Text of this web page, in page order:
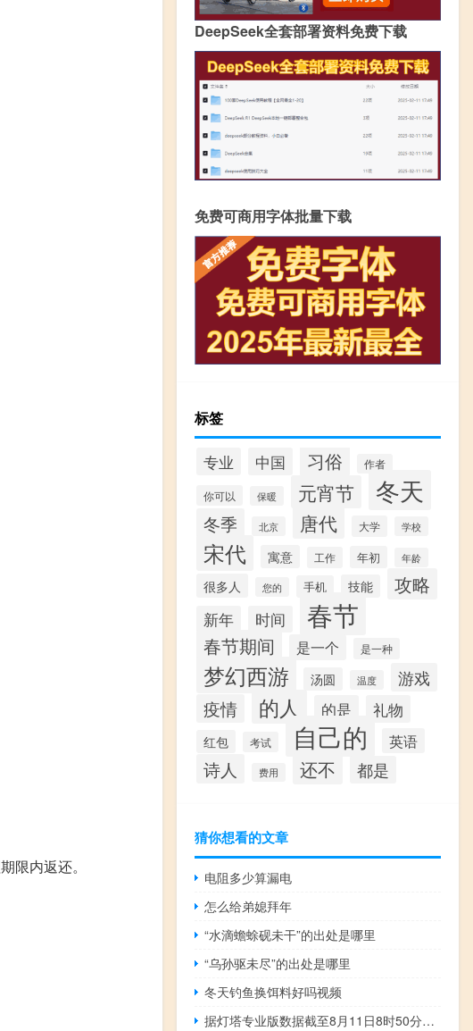
限内返还。
DeepSeek全套部署资料免费下载
免费可商用字体批量下载
标签
专业 中国 习俗 作者
你可以 保暖 元宵节 冬天
冬季 北京 唐代 大学 学校
宋代 寓意 工作 年初 年龄
很多人 您的 手机 技能 攻略
新年 时间 春节
春节期间 是一个 是一种
梦幻西游 汤圆 温度
游戏
疫情
的人 的是 礼物
红包 考试 自己的 英语
诗人 费用 还不 都是
猜你想看的文章
电阻多少算漏电
怎么给弟媳拜年
“水滴蟾蜍砚未干”的出处是哪里
“乌孙驱未尽”的出处是哪里
冬天钓鱼换饵料好吗视频
据灯塔专业版数据截至8月11日8时50分8月总票房（含预售）已突破30亿元